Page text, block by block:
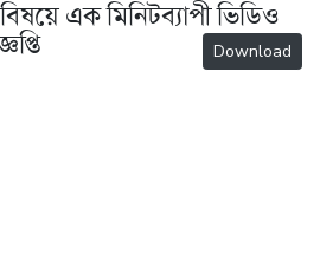
এক মিনিটব্যাপী ভিডিও
Download